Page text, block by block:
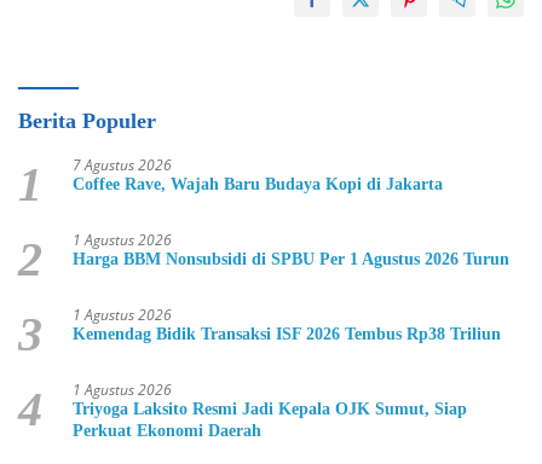
Berita Populer
1 7 Agustus 2026
Coffee Rave, Wajah Baru Budaya Kopi di Jakarta
2 1 Agustus 2026
Harga BBM Nonsubsidi di SPBU Per 1 Agustus 2026 Turun
3 1 Agustus 2026
Kemendag Bidik Transaksi ISF 2026 Tembus Rp38 Triliun
4 1 Agustus 2026
Triyoga Laksito Resmi Jadi Kepala OJK Sumut, Siap
Perkuat Ekonomi Daerah